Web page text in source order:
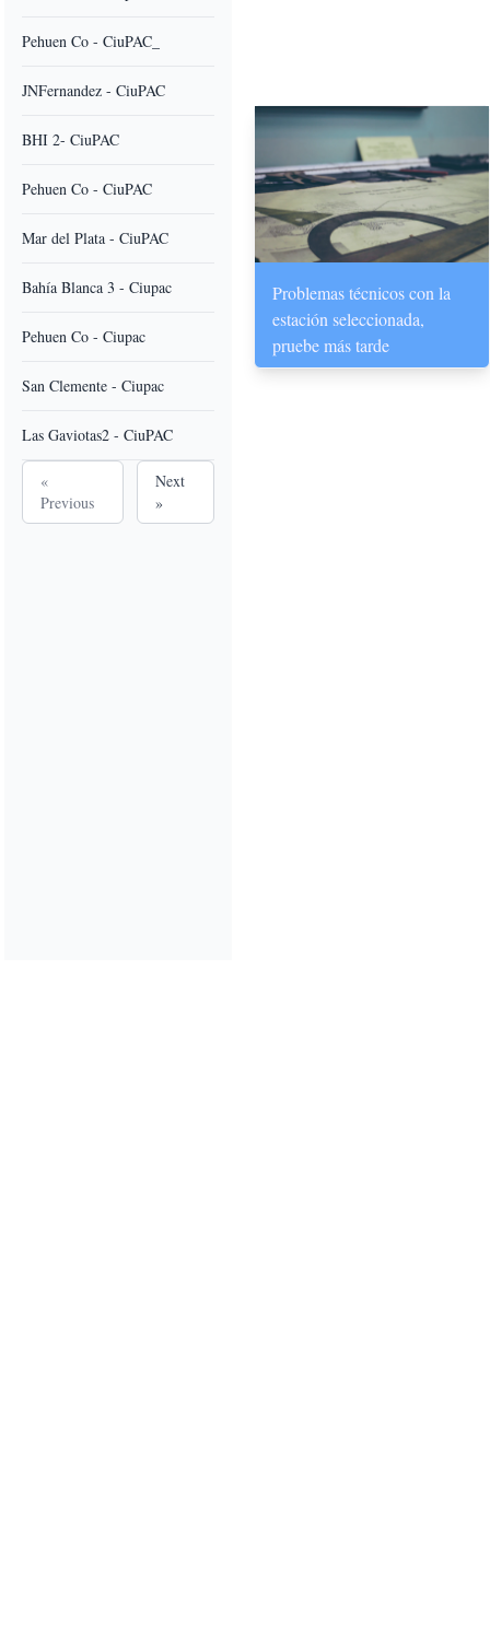
Pehuen Co - CiuPAC_
JNFernandez - CiuPAC
BHI 2- CiuPAC
Pehuen Co - CiuPAC
Mar del Plata - CiuPAC
Bahía Blanca 3 - Ciupac
Pehuen Co - Ciupac
San Clemente - Ciupac
Las Gaviotas2 - CiuPAC
«
Previous
Next
»
Problemas técnicos con la
estación seleccionada,
pruebe más tarde